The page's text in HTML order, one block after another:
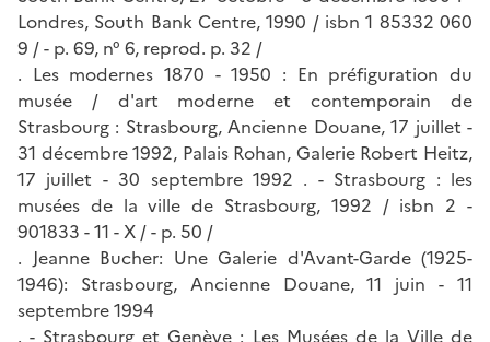
Londres, South Bank Centre, 1990 / isbn 1 85332 060
9 / - p. 69, n° 6, reprod. p. 32 /
. Les modernes 1870 - 1950 : En préfiguration du
musée / d'art moderne et contemporain de
Strasbourg : Strasbourg, Ancienne Douane, 17 juillet -
31 décembre 1992, Palais Rohan, Galerie Robert Heitz,
17 juillet - 30 septembre 1992 . - Strasbourg : les
musées de la ville de Strasbourg, 1992 / isbn 2 -
901833 - 11 - X / - p. 50 /
. Jeanne Bucher: Une Galerie d'Avant-Garde (1925-
1946): Strasbourg, Ancienne Douane, 11 juin - 11
septembre 1994
. - Strasbourg et Genève : Les Musées de la Ville de